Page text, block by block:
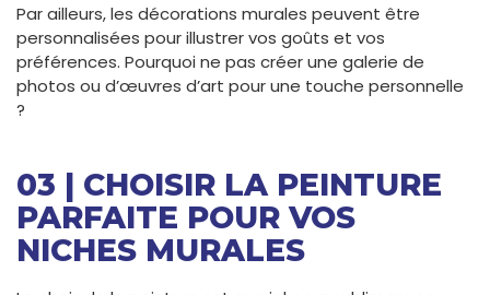
Par ailleurs, les décorations murales peuvent être
personnalisées pour illustrer vos goûts et vos
préférences. Pourquoi ne pas créer une galerie de
photos ou d’œuvres d’art pour une touche personnelle
?
03 | CHOISIR LA PEINTURE
PARFAITE POUR VOS
NICHES MURALES